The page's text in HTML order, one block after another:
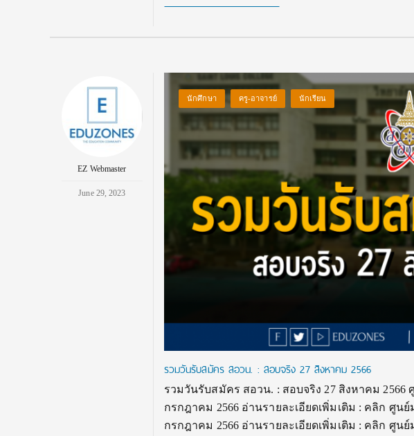
EZ Webmaster
June 29, 2023
นักศึกษา ครู-อาจารย์ นักเรียน
รวมวันรับสมัคร สอวน. : สอบจริง 27 สิงหาคม 2566
รวมวันรับสมัคร สอวน. : สอบจริง 27 สิงหาคม
กรกฎาคม 2566 อ่านรายละเอียดเพิ่มเติม : คลิก ศูน
กรกฎาคม 2566 อ่านรายละเอียดเพิ่มเติม : คลิก ศู